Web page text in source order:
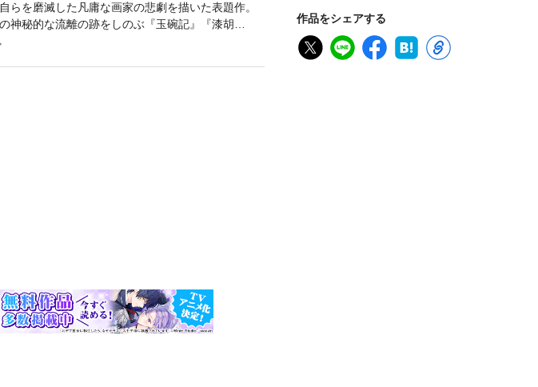
作品をシェアする
を磨滅した凡庸な画家の悲劇を描いた表題作。
神秘的な流離の跡をしのぶ『玉碗記』『漆胡
瀾の生涯『信松尼記』、長い在唐のために日本語